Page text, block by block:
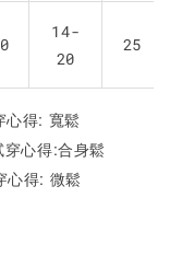
14-
20
25
得: 寬鬆
心得:合身鬆
心得: 微鬆